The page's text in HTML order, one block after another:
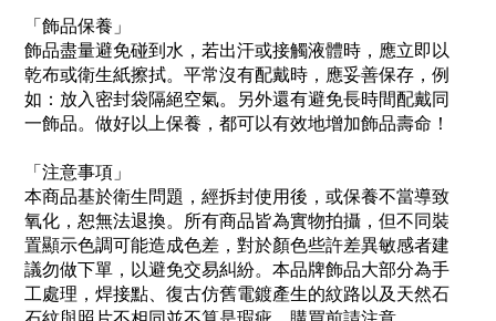
「飾品保養」
飾品盡量避免碰到水，若出汗或接觸液體時，應立即以
乾布或衛生紙擦拭。平常沒有配戴時，應妥善保存，例
如：放入密封袋隔絕空氣。另外還有避免長時間配戴同
一飾品。做好以上保養，都可以有效地增加飾品壽命！
「注意事項」
本商品基於衛生問題，經拆封使用後，或保養不當導致
氧化，恕無法退換。所有商品皆為實物拍攝，但不同裝
置顯示色調可能造成色差，對於顏色些許差異敏感者建
議勿做下單，以避免交易糾紛。本品牌飾品大部分為手
工處理，焊接點、復古仿舊電鍍產生的紋路以及天然石